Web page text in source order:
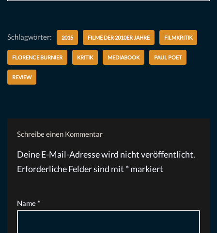
Schlagwörter: 2015 FILME DER 2010ER JAHRE FILMKRITIK
FLORENCE BURNIER KRITIK MEDIABOOK PAUL POET
REVIEW
Schreibe einen Kommentar
Deine E-Mail-Adresse wird nicht veröffentlicht.
Erforderliche Felder sind mit * markiert
Name *